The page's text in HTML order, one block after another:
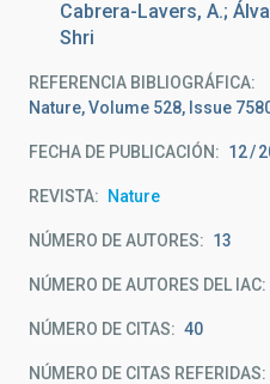
Cabrera-Lavers, A.;
Shri
REFERENCIA BIBLIOGRÁFICA
Nature, Volume 528, Issue
FECHA DE PUBLICACIÓN: 12
REVISTA Nature
NÚMERO DE AUTORES 13
NÚMERO DE AUTORES DEL IAC
NÚMERO DE CITAS 40
NÚMERO DE CITAS REFERIDAS